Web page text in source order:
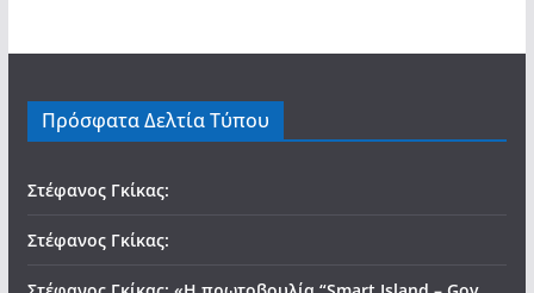
Πρόσφατα Δελτία Τύπου
Στέφανος Γκίκας:
Στέφανος Γκίκας: